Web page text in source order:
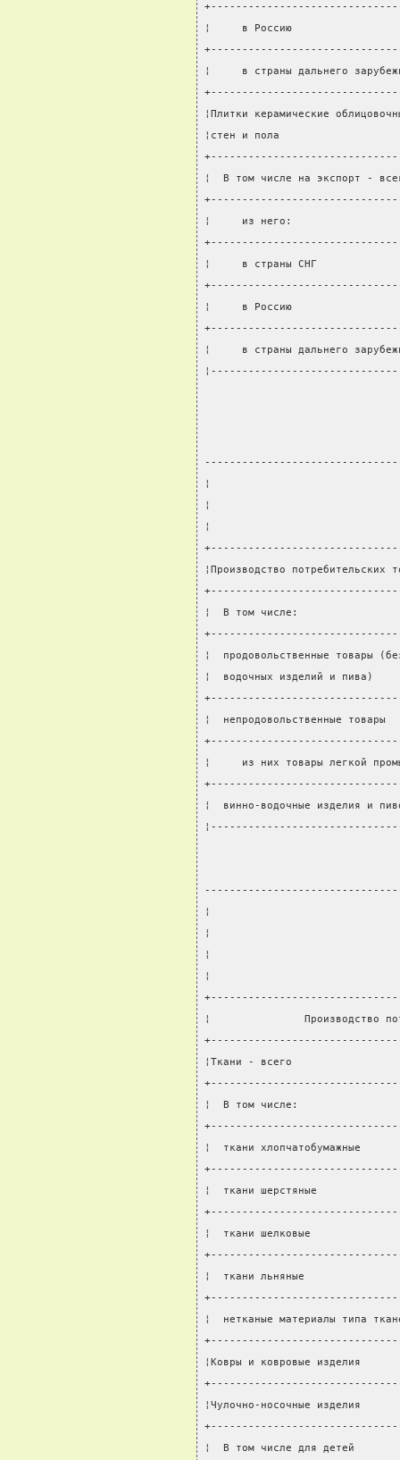
¦     в Россию
¦     в страны дальнего
¦Плитки керамические
¦стен и пола
¦  В том числе на экспорт -
¦     из него:
¦     в страны СНГ
¦     в Россию
¦     в страны дальнего
¦
¦
¦
¦Производство
¦  В том числе:
¦  продовольственные товары
¦  водочных изделий и
¦  непродовольственные
¦     из них товары легкой
¦  винно-водочные
¦
¦
¦
¦
¦               Производство
¦Ткани - всего
¦  В том числе:
¦  ткани
¦  ткани шерстяные
¦  ткани шелковые
¦  ткани льняные
¦  нетканые материалы
¦Ковры и ковровые изделия
¦Чулочно-носочные
¦  В том числе для детей